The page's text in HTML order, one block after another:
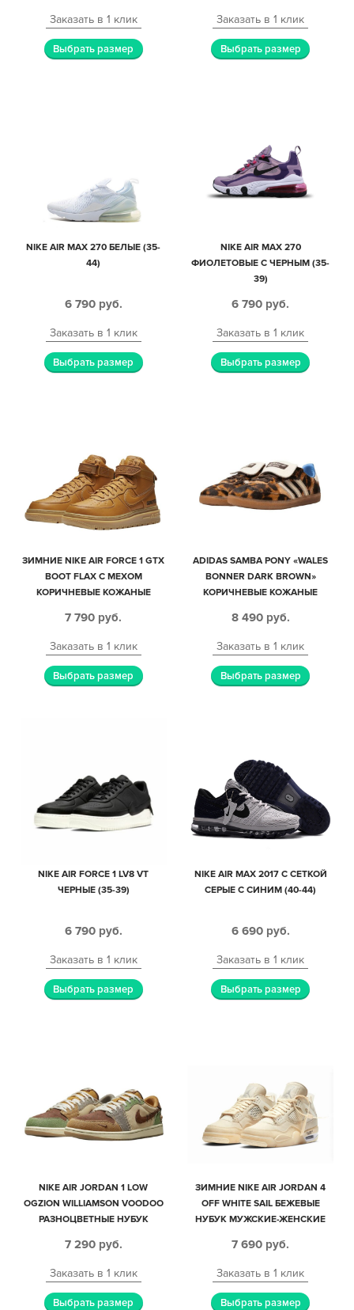
Заказать в 1 клик
Выбрать размер
Заказать в 1 клик
Выбрать размер
NIKE AIR MAX 270 БЕЛЫЕ (35-
44)
6 790 руб.
Заказать в 1 клик
Выбрать размер
NIKE AIR MAX 270
ФИОЛЕТОВЫЕ С ЧЕРНЫМ (35-
39)
6 790 руб.
Заказать в 1 клик
Выбрать размер
ЗИМНИЕ NIKE AIR FORCE 1 GTX
BOOT FLAX С МЕХОМ
КОРИЧНЕВЫЕ КОЖАНЫЕ
7 790 руб.
Заказать в 1 клик
Выбрать размер
ADIDAS SAMBA PONY «WALES
BONNER DARK BROWN»
КОРИЧНЕВЫЕ КОЖАНЫЕ
8 490 руб.
Заказать в 1 клик
Выбрать размер
NIKE AIR FORCE 1 LV8 VT
ЧЕРНЫЕ (35-39)
6 790 руб.
Заказать в 1 клик
Выбрать размер
NIKE AIR MAX 2017 С СЕТКОЙ
СЕРЫЕ С СИНИМ (40-44)
6 690 руб.
Заказать в 1 клик
Выбрать размер
NIKE AIR JORDAN 1 LOW
OGZION WILLIAMSON VOODOO
РАЗНОЦВЕТНЫЕ НУБУК
7 290 руб.
Заказать в 1 клик
Выбрать размер
ЗИМНИЕ NIKE AIR JORDAN 4
OFF WHITE SAIL БЕЖЕВЫЕ
НУБУК МУЖСКИЕ-ЖЕНСКИЕ
7 690 руб.
Заказать в 1 клик
Выбрать размер